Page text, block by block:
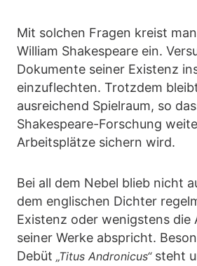
Mit solchen Fragen kreist
William Shakespeare ein.
Dokumente seiner Existenz
einzuflechten. Trotzdem
ausreichend Spielraum, so
Shakespeare-Forschung
Arbeitsplätze sichern wird.
Bei all dem Nebel blieb nicht
dem englischen Dichter
Existenz oder wenigstens die
seiner Werke abspricht.
Debüt „Titus Andronicus“steht